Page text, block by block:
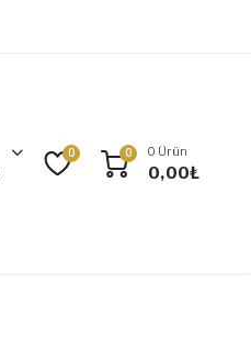
0 0 0 Ürün
0,00₺